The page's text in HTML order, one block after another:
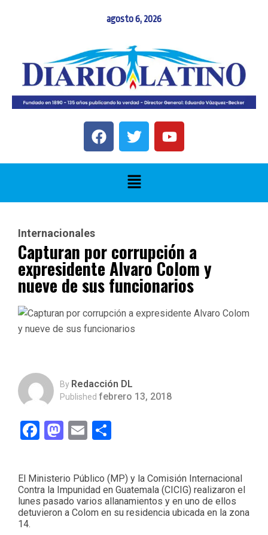
agosto 6, 2026
Internacionales
Capturan por corrupción a
expresidente Alvaro Colom y
nueve de sus funcionarios
By Redacción DL
Published febrero 13, 2018
Facebook
Mastodon
Email
El Ministerio Público (MP) y la Comisión Internacional
Contra la Impunidad en Guatemala (CICIG) realizaron el
lunes pasado varios allanamientos y en uno de ellos
detuvieron a Colom en su residencia ubicada en la zona
14.